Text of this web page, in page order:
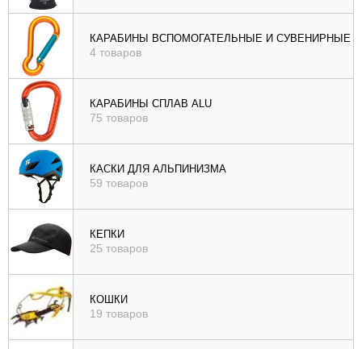
КАРАБИНЫ ВСПОМОГАТЕЛЬНЫЕ И СУВЕНИРНЫЕ
4 товаров
КАРАБИНЫ СПЛАВ ALU
75 товаров
КАСКИ ДЛЯ АЛЬПИНИЗМА
59 товаров
КЕПКИ
25 товаров
КОШКИ
19 товаров